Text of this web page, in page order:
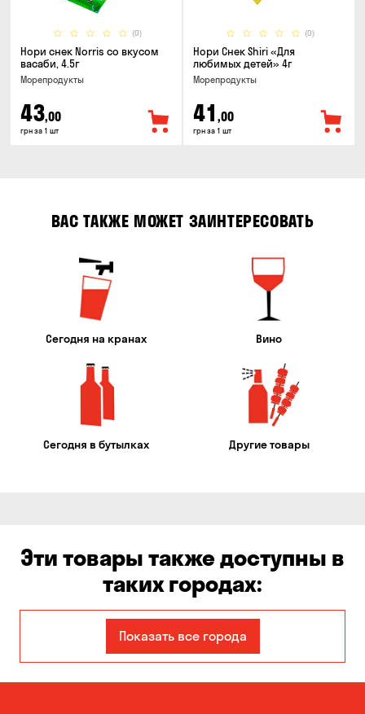
(0)
Нори снек Norris со вкусом
васаби, 4.5г
Морепродукты
43,00
грн за 1 шт
(0)
Нори Снек Shiri «Для
любимых детей» 4г
Морепродукты
41 ,00
грн за 1 шт
ВАС ТАКЖЕ МОЖЕТ ЗАИНТЕРЕСОВАТЬ
Сегодня на кранах Вино
Сегодня в бутылках Другие товары
Эти товары также доступны в
таких городах:
Авангард
Бабурка Балабино
Показать все города